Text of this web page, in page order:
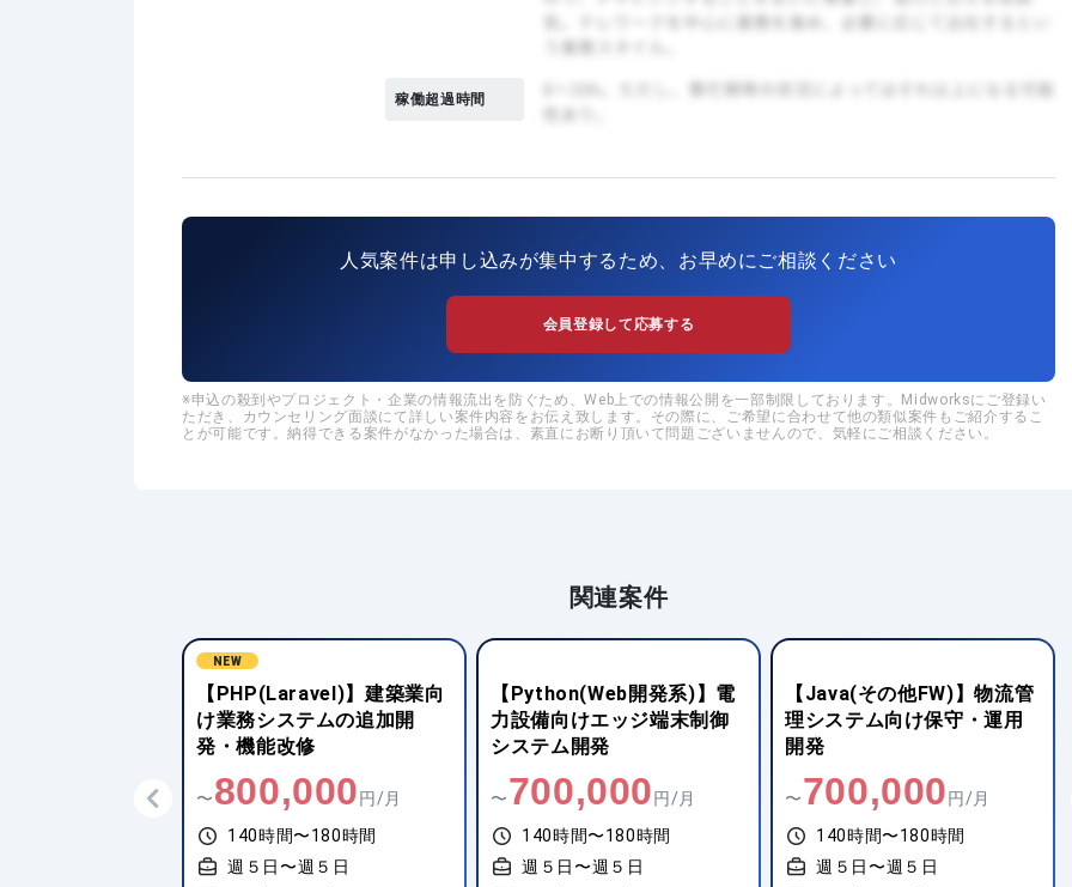
稼働超過時間
人気案件は申し込みが集中するため、お早めにご相談ください
会員登録して応募する
申込の殺到やプロジェクト・企業の情報流出を防ぐため、Web上での情報公開を一部制限しております。Midworksにご登録い
ただき、カウンセリング面談にて詳しい案件内容をお伝え致します。その際に、ご希望に合わせて他の類似案件もご紹介するこ
とが可能です。納得できる案件がなかった場合は、素直にお断り頂いて問題ございませんので、気軽にご相談ください。
関連案件
【Python(Web開発系)】電
力設備向けエッジ端末制御
システム開発
〜700,000 円/月
140時間〜180時間
週５日〜週５日
【Java(その他FW)】物流管
理システム向け保守・運用
開発
〜700,000 円/月
140時間〜180時間
週５日〜週５日
【開発系PM/PMO】外資系
コーヒーチェーン向けアプ
リケーションの構築プロジ
ェクト
〜1,000,000円/月
140時間〜180時間
週５日〜週５日